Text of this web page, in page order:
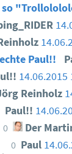
so
Paul!!
14.06.2015
Reinholz
Paul!!
0 Der
0 Paul